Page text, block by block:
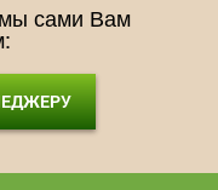
мы сами Вам